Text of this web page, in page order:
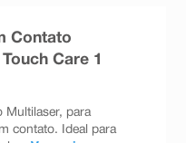
Contato
Care 1
Multilaser, para
contato. Ideal para